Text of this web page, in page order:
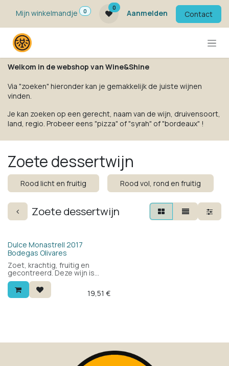
Mijn winkelmandje
0
0
Aanmelden Contact
Welkom in de webshop van Wine&Shine
Via "zoeken" hieronder kan je gemakkelijk de juiste wijnen
vinden.
Je kan zoeken op een gerecht, naam van de wijn, druivensoort,
land, regio. Probeer eens "pizza" of "syrah" of "bordeaux" !
Zoete dessertwijn
Rood licht en fruitig Rood vol, rond en fruitig
Zoete dessertwijn
Dulce Monastrell 2017
Bodegas Olivares
Zoet, krachtig, fruitig en
gecontreerd. Deze wijn is
zeer bijzonder. Denk aan een
Porto, maar dan jonger en
fruitiger. Past uitstekend bij
19,51 €